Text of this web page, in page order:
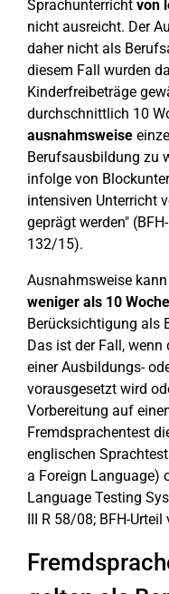
Sprachunterricht von
nicht ausreicht. Der
daher nicht als
diesem Fall wurden
Kinderfreibeträge
durchschnittlich 10
ausnahmsweise
Berufsausbildung zu
infolge von
intensiven Unterricht
geprägt werden"
132/15).
Ausnahmsweise
weniger als 10
Berücksichtigung als
Das ist der Fall,
einer Ausbildungs-
vorausgesetzt wird
Vorbereitung auf
Fremdsprachentest
englischen
a Foreign Language)
Language Testing
III R 58/08; BFH-